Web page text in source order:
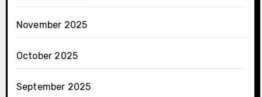
November 2025
October 2025
September 2025